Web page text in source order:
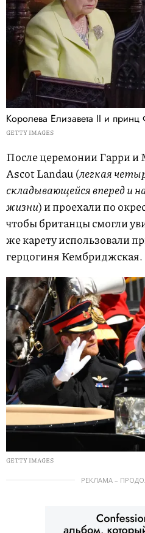
Королева Елизавета II и
GETTY IMAGES
После церемонии Гарри и
Ascot Landau (легкая
складывающейся вперед и
жизни) и проехали по
чтобы британцы смогли
же карету использовали
герцогиня Кембриджская.
GETTY IMAGES
РЕКЛАМА –